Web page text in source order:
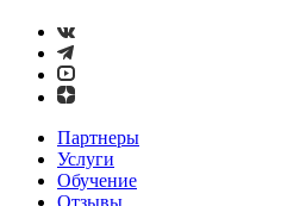
Партнеры
Услуги
Обучение
Отзывы